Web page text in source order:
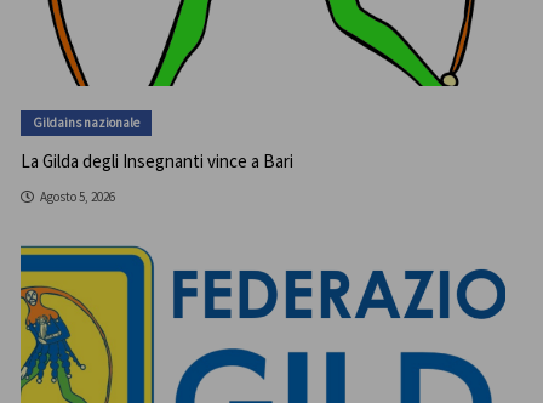
Gildains nazionale
La Gilda degli Insegnanti vince a Bari
Agosto 5, 2026